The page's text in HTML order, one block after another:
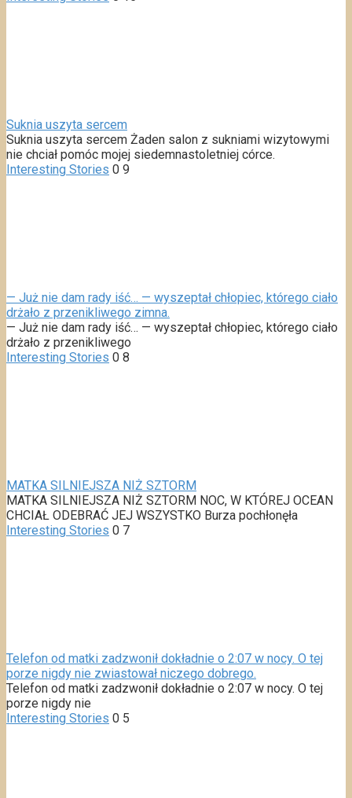
Suknia uszyta sercem
Suknia uszyta sercem Żaden salon z sukniami wizytowymi
nie chciał pomóc mojej siedemnastoletniej córce.
Interesting Stories 0 9
— Już nie dam rady iść… — wyszeptał chłopiec, którego ciało
drżało z przenikliwego zimna.
— Już nie dam rady iść… — wyszeptał chłopiec, którego ciało
drżało z przenikliwego
Interesting Stories 0 8
MATKA SILNIEJSZA NIŻ SZTORM
MATKA SILNIEJSZA NIŻ SZTORM NOC, W KTÓREJ OCEAN
CHCIAŁ ODEBRAĆ JEJ WSZYSTKO Burza pochłonęła
Interesting Stories 0 7
Telefon od matki zadzwonił dokładnie o 2:07 w nocy. O tej
porze nigdy nie zwiastował niczego dobrego.
Telefon od matki zadzwonił dokładnie o 2:07 w nocy. O tej
porze nigdy nie
Interesting Stories 0 5